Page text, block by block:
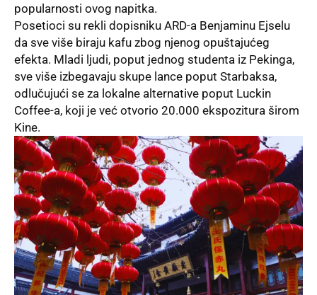
popularnosti ovog napitka.
Posetioci su rekli dopisniku ARD-a Benjaminu Ejselu
da sve više biraju kafu zbog njenog opuštajućeg
efekta. Mladi ljudi, poput jednog studenta iz Pekinga,
sve više izbegavaju skupe lance poput Starbaksa,
odlučujući se za lokalne alternative poput Luckin
Coffee-a, koji je već otvorio 20.000 ekspozitura širom
Kine.